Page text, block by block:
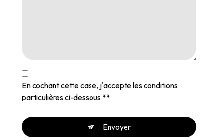
En cochant cette case, j'accepte les conditions
particulières ci-dessous **
Envoyer